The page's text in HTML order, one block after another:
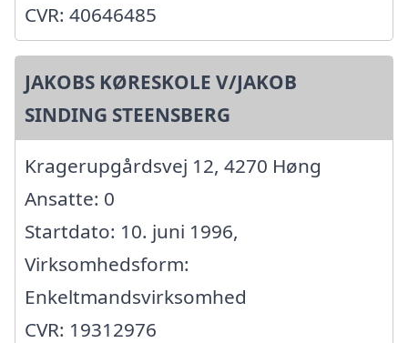
CVR: 40646485
JAKOBS KØRESKOLE V/JAKOB
SINDING STEENSBERG
Kragerupgårdsvej 12, 4270 Høng
Ansatte: 0
Startdato: 10. juni 1996,
Virksomhedsform:
Enkeltmandsvirksomhed
CVR: 19312976